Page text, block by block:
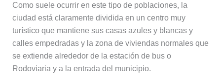
Como suele ocurrir en este tipo de poblaciones, la
ciudad está claramente dividida en un centro muy
turístico que mantiene sus casas azules y blancas y
calles empedradas y la zona de viviendas normales que
se extiende alrededor de la estación de bus o
Rodoviaria y a la entrada del municipio.